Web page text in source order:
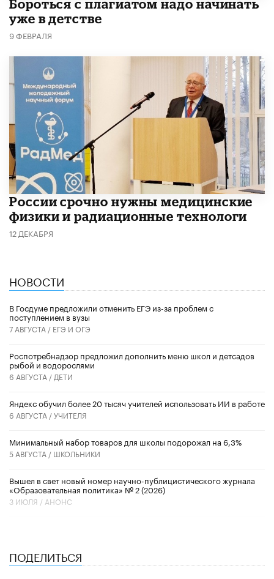
​Бороться с плагиатом надо начинать
уже в детстве
9 ФЕВРАЛЯ
России срочно нужны медицинские
физики и радиационные технологи
12 ДЕКАБРЯ
НОВОСТИ
В Госдуме предложили отменить ЕГЭ из-за проблем с
поступлением в вузы
7 АВГУСТА / ЕГЭ И ОГЭ
Роспотребнадзор предложил дополнить меню школ и детсадов
рыбой и водорослями
6 АВГУСТА / ДЕТИ
​Яндекс обучил более 20 тысяч учителей использовать ИИ в работе
6 АВГУСТА /УЧИТЕЛЯ
Минимальный набор товаров для школы подорожал на 6,3%
5 АВГУСТА / ШКОЛЬНИКИ
Вышел в свет новый номер научно-публицистического журнала
«Образовательная политика» № 2 (2026)
3 ИЮЛЯ / АНОНС
ПОДЕЛИТЬСЯ